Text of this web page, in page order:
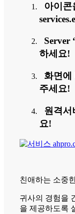
아이콘
Server
하세요!
화면에
주세요!
원격서
요!
친애하는 소중
귀사의 경험을
을 제공하도록